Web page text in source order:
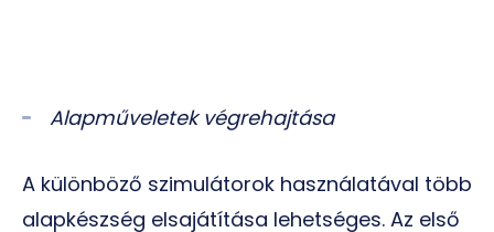
Alapműveletek végrehajtása
A különböző szimulátorok használatával több
alapkészség elsajátítása lehetséges. Az első